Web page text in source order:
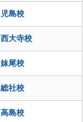
児島校
西大寺校
妹尾校
総社校
高島校